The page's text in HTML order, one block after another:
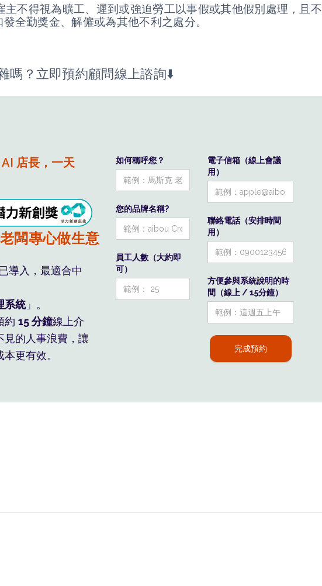
主不得視為曠工、遲到或強迫勞工以事假或其他假別處理，且不
全勤獎金、解僱或為其他不利之處分。
嗎？立即預約顧問線上諮詢⬇️
店長，一天
算，員工自然服氣
闆專心做生意
不見的 人事浪費
導入，最適合中
系統」。
約 15 分鐘線上介
見的人事浪費，讓
更有效。
如何稱呼您？
您的品牌名稱?
員工人數（大約即
可）
電子信箱（線上會議
用）
聯絡電話（安排時間
用）
方便參與系統說明的時
間（線上 / 15分鐘）